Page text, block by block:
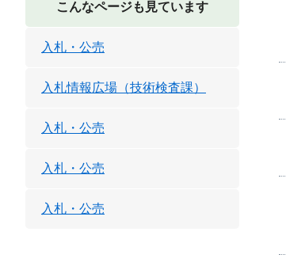
こんなページも見ています
入札・公売
入札情報広場（技術検査課）
入札・公売
入札・公売
入札・公売